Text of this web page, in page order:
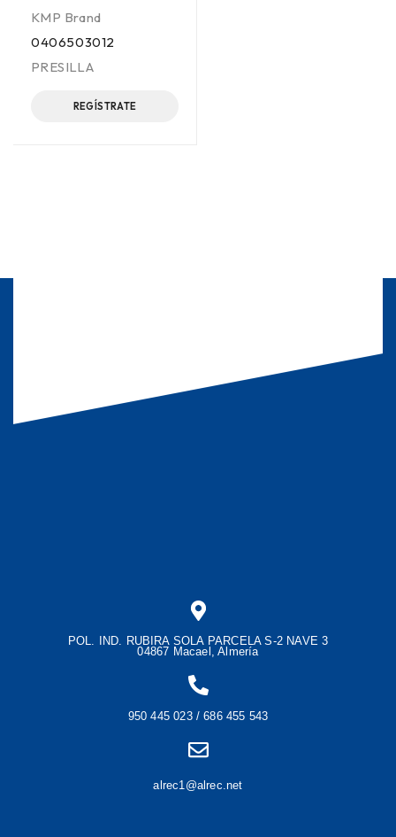
KMP Brand
0406503012
PRESILLA
REGÍSTRATE
POL. IND. RUBIRA SOLA PARCELA S-2 NAVE 3
04867 Macael, Almería
950 445 023 / 686 455 543
alrec1@alrec.net